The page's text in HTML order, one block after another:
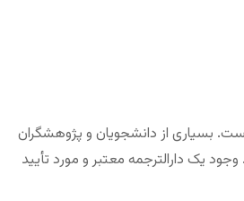
بسیاری از دانشجویان و پژوهشگران
یک دارالترجمه معتبر و مورد تأیید